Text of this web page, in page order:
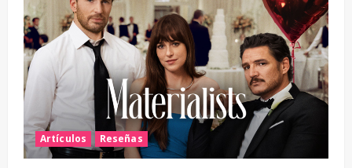
Artículos Reseñas